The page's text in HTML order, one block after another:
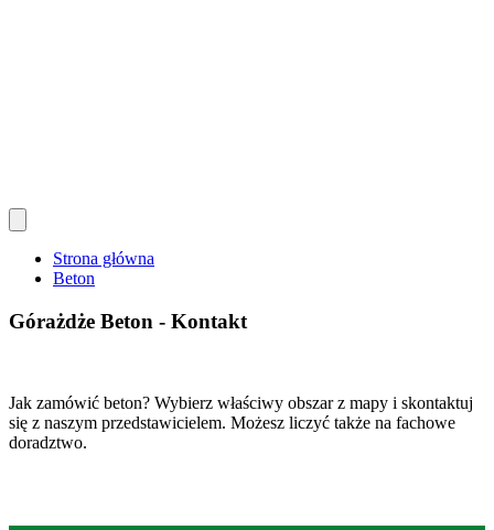
Strona główna
Beton
Górażdże Beton - Kontakt
Jak zamówić beton? Wybierz właściwy obszar z mapy i skontaktuj
się z naszym przedstawicielem. Możesz liczyć także na fachowe
doradztwo.